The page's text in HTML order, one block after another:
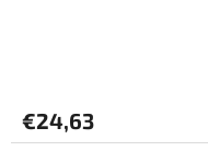
€24,63